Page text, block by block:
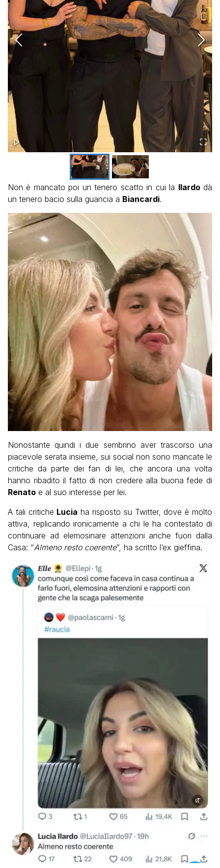
Non è mancato poi un tenero scatto in cui la Ilardodà
un tenero bacio sulla guancia a Biancardi.
Nonostante quindi i due sembrino aver trascorso una
piacevole serata insieme, sui social non sono mancate le
critiche da parte dei fan di lei, che ancora una volta
hanno ribadito il fatto di non credere alla buona fede di
Renato e al suo interesse per lei.
A tali critiche Lucia ha risposto su Twitter, dove è molto
attiva, replicando ironicamente a chi le ha contestato di
continuare ad elemosinare attenzioni anche fuori dalla
Casa: “Almeno resto coerente”, ha scritto l’ex gieffina.